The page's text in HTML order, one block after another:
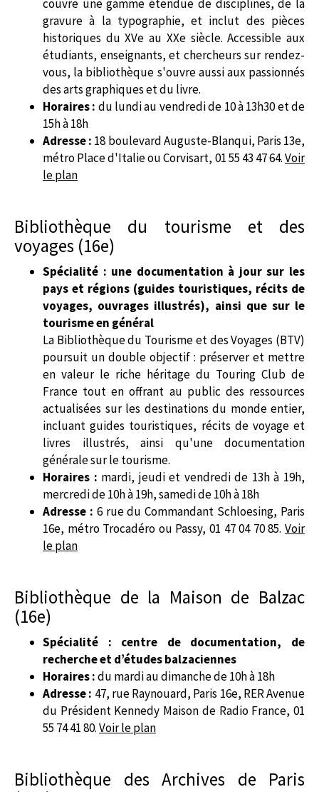
couvre une gamme étendue de disciplines, de la
gravure à la typographie, et inclut des pièces
historiques du XVe au XXe siècle. Accessible aux
étudiants, enseignants, et chercheurs sur rendez-
vous, la bibliothèque s'ouvre aussi aux passionnés
des arts graphiques et du livre.
Horaires : du lundi au vendredi de 10 à 13h30 et de
15h à 18h
Adresse : 18 boulevard Auguste-Blanqui, Paris 13e,
métro Place d'Italie ou Corvisart, 01 55 43 47 64.Voir
le plan
Bibliothèque du tourisme et des
voyages (16e)
Spécialité : une documentation à jour sur les
pays et régions (guides touristiques, récits de
voyages, ouvrages illustrés), ainsi que sur le
tourisme en général
La Bibliothèque du Tourisme et des Voyages (BTV)
poursuit un double objectif : préserver et mettre
en valeur le riche héritage du Touring Club de
France tout en offrant au public des ressources
actualisées sur les destinations du monde entier,
incluant guides touristiques, récits de voyage et
livres illustrés, ainsi qu'une documentation
générale sur le tourisme.
Horaires : mardi, jeudi et vendredi de 13h à 19h,
mercredi de 10h à 19h, samedi de 10h à 18h
Adresse : 6 rue du Commandant Schloesing, Paris
16e, métro Trocadéro ou Passy, 01 47 04 70 85. Voir
le plan
Bibliothèque de la Maison de Balzac
(16e)
Spécialité : centre de documentation, de
recherche et d’études balzaciennes
Horaires :du mardi au dimanche de 10h à 18h
Adresse : 47, rue Raynouard, Paris 16e, RER Avenue
du Président Kennedy Maison de Radio France, 01
55 74 41 80.Voir le plan
Bibliothèque des Archives de Paris